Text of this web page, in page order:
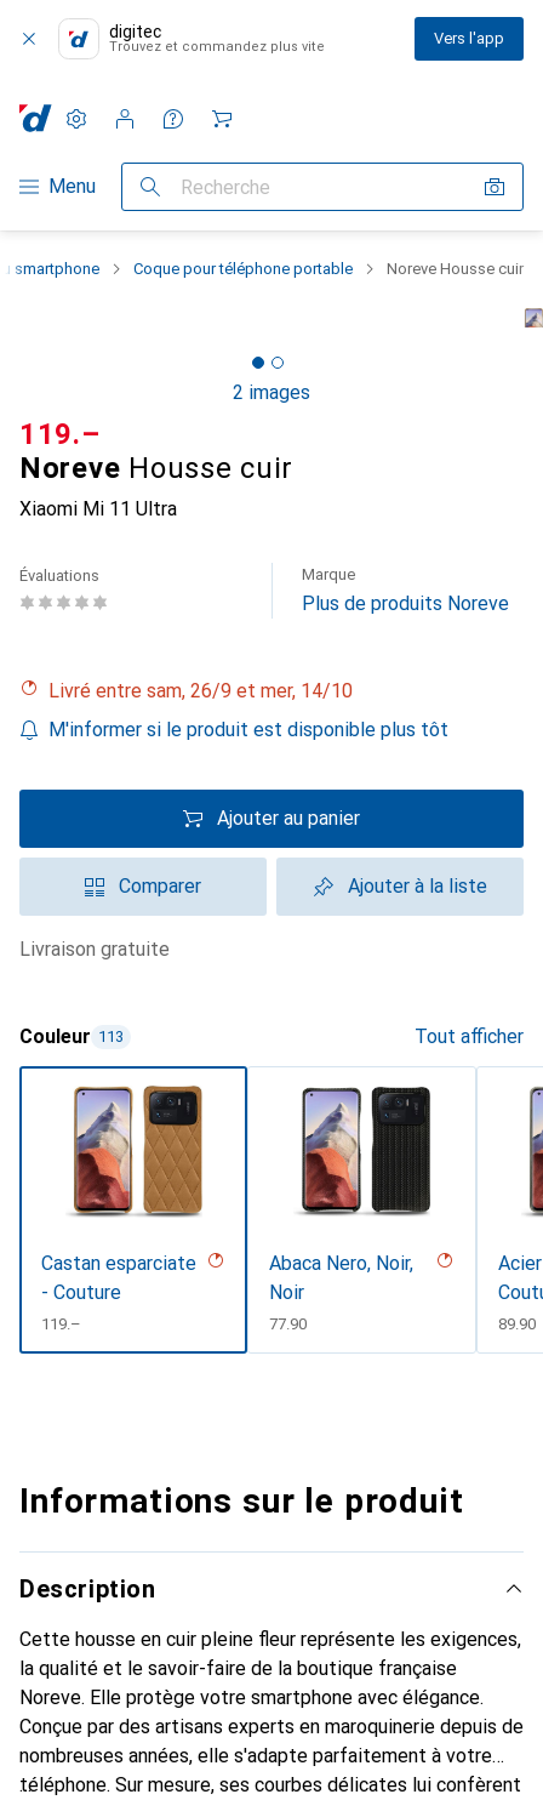
digitec
Trouvez et commandez plus vite Vers l'app
Navigation par catégorie
Menu Recherche
Paramètres
Compte client
Listes de comparaison
Listes d'envies
Panier
smartphone Coque pour téléphone portable Noreve Housse cuir
2 images
Noreve Housse cuir
Xiaomi Mi 11 Ultra
CHF
119.–
Évaluations Marque
Plus de produits Noreve
Livré entre sam, 26/9 et mer, 14/10
M'informer si le produit est disponible plus tôt
Ajouter au panier
Comparer Ajouter à la liste
livraison gratuite
Couleur 113 Tout afficher
Castan esparciate
- Couture
CHF
119.–
Abaca Nero, Noir,
Noir
CHF
77.90 CHF
89.90
Informations sur le produit
Description
Cette housse en cuir pleine fleur représente les exigences,
la qualité et le savoir-faire de la boutique française
Noreve. Elle protège votre smartphone avec élégance.
Conçue par des artisans experts en maroquinerie depuis de
nombreuses années, elle s'adapte parfaitement à votre
téléphone. Sur mesure, ses courbes délicates lui confèrent